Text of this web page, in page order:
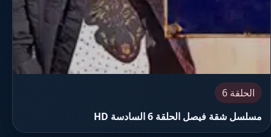
الحلقة 6
مسلسل شقة فيصل الحلقة 6 السادسة HD